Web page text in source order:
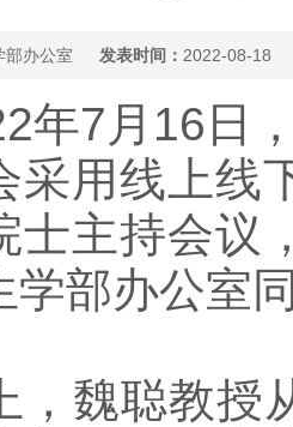
部办公室 发表时间： 2022-08-18
7月16日，
采用线上线
士主持会议
学部办公室
聪教授从